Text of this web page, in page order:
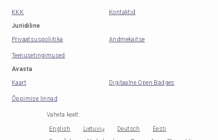
KKK
Kontaktid
Juriidiline
Privaatsuspoliitika
Andmekaitse
Teenusetingimused
Avasta
Kaart
Digitaalne Open Badges
Õppimise linnad
Vaheta keelt:
English Lietuvių Deutsch
Eesti